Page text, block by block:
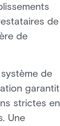
de
de
de
garantit
strictes en
Une